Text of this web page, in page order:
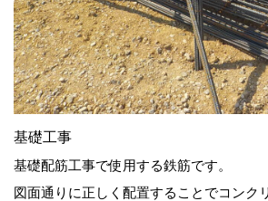
基礎工事
基礎配筋工事で使用する鉄筋です。
図面通りに正しく配置することでコンク